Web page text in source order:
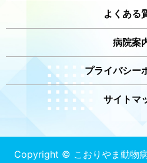
よくある
病院案
プライバシー
サイトマ
Copyright © こおりやま動物